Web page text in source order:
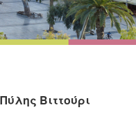
Βιττούρι